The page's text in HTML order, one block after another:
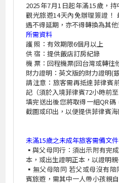
2025年7月1日起年滿15歲，
觀光旅遊14天內免辦理簽證！
遇不得延期，亦不得轉換為其他
所需資料
護 照：有效期限6個月以上
供 宿：提供飯店訂房紀錄
機 票：回程機票(回台灣或轉往
財力證明：英文版的財力證明(
請注意：旅客需再抵達菲律賓
記（須於入境菲律賓72小時前至
填完送出後您將取得一組QR
截圖或印出，以便提供菲律賓海
未滿15歲之未成年旅客需備文件
▪與父母同行：須出示附有完
本，或出生證明正本，以證明親
▪ 無父母陪同 若父或母沒有
賓旅遊，需其中一人帶小孩親